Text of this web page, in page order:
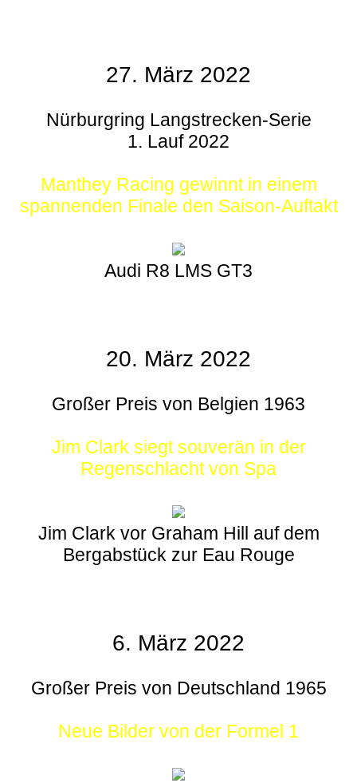
27. März 2022
Nürburgring Langstrecken-Serie
1. Lauf 2022
Manthey Racing gewinnt in einem
spannenden Finale den Saison-Auftakt
Audi R8 LMS GT3
20. März 2022
Großer Preis von Belgien 1963
Jim Clark siegt souverän in der
Regenschlacht von Spa
Jim Clark vor Graham Hill auf dem
Bergabstück zur Eau Rouge
6. März 2022
Großer Preis von Deutschland 1965
Neue Bilder von der Formel 1